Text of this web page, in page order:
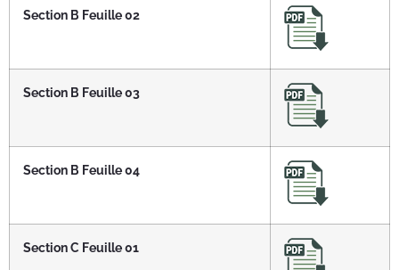
Section B Feuille 02
Section B Feuille 03
Section B Feuille 04
Section C Feuille 01